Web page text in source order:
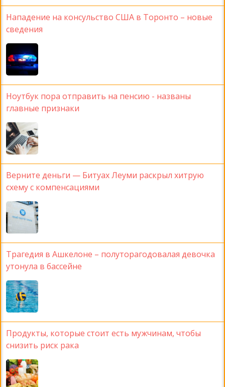
Нападение на консульство США в Торонто – новые
сведения
Ноутбук пора отправить на пенсию - названы
главные признаки
Верните деньги — Битуах Леуми раскрыл хитрую
схему с компенсациями
Трагедия в Ашкелоне – полуторагодовалая девочка
утонула в бассейне
Продукты, которые стоит есть мужчинам, чтобы
снизить риск рака